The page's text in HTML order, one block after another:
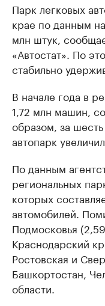
Парк легковых
крае по данным
млн штук,
«Автостат». По
стабильно
В начале года в
1,72 млн машин,
образом, за
автопарк
По данным
региональных
которых
автомобилей.
Подмосковья
Краснодарский
Ростовская и
Башкортостан,
области.